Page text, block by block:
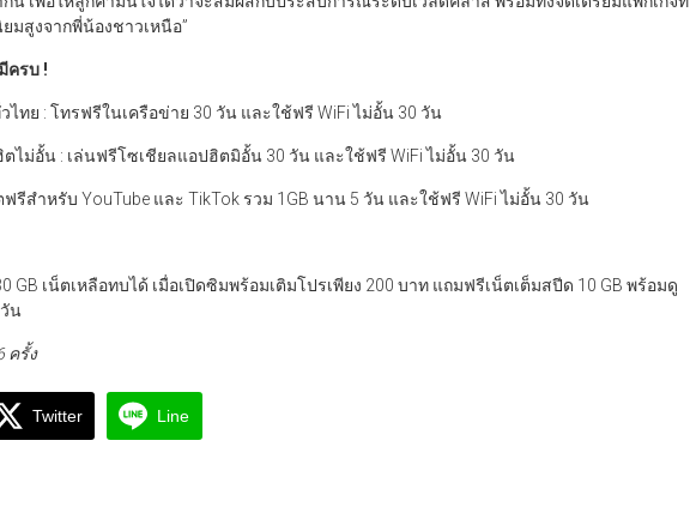
มสูงจากพี่น้องชาวเหนือ”
ครบ !
ไทย : โทรฟรีในเครือข่าย 30 วัน และใช้ฟรี WiFi ไม่อั้น 30 วัน
ไม่อั้น : เล่นฟรีโซเชียลแอปฮิตมิอั้น 30 วัน และใช้ฟรี WiFi ไม่อั้น 30 วัน
ฟรีสำหรับ YouTube และ TikTok รวม 1GB นาน 5 วัน และใช้ฟรี WiFi ไม่อั้น 30 วัน
GB เน็ตเหลือทบได้ เมื่อเปิดซิมพร้อมเติมโปรเพียง 200 บาท แถมฟรีเน็ตเต็มสปีด 10 GB พร้อมดู
น
ครั้ง
Twitter Line